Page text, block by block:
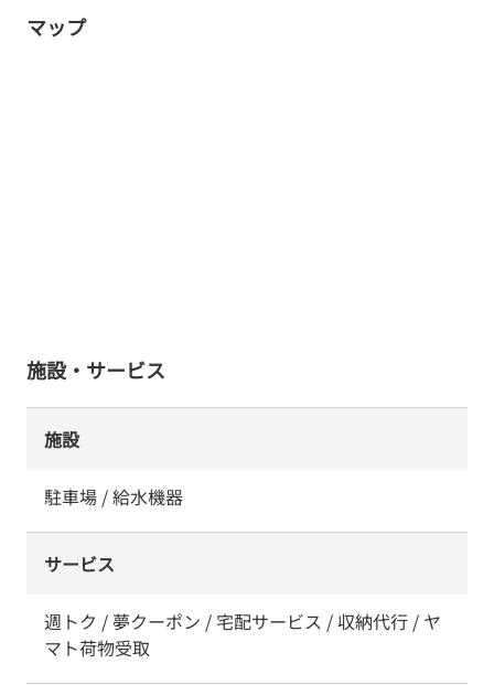
マップ
施設・サービス
施設
駐車場 / 給水機器
サービス
週トク / 夢クーポン / 宅配サービス / 収納代行 / ヤ
マト荷物受取